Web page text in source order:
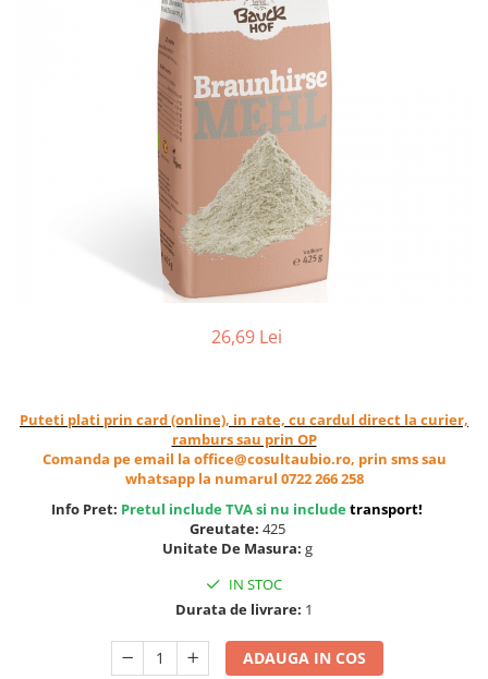
Ceaiuri diverse si accesorii
Vinuri, bere si alte bauturi
Seminte bio pentru germinat
Alimente de baza
Cereale, fulgi din cereale, mic
Orez, Faina si Premixuri
26,69 Lei
Puteti plati prin card (online), in rate, cu cardul direct la curier,
ramburs sau prin OP
Comanda pe email la office@cosultaubio.ro, prin sms sau
whatsapp la numarul 0722 266 258
Info Pret: Pretul include TVA si nu includetransport!
Greutate: 425
Unitate De Masura: g
IN STOC
Durata de livrare: 1
ADAUGA IN COS